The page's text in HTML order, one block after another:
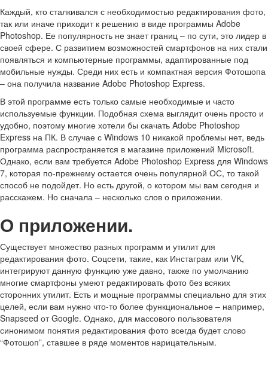
Каждый, кто сталкивался с необходимостью редактирования фото,
так или иначе приходит к решению в виде программы Adobe
Photoshop. Ее популярность не знает границ – по сути, это лидер в
своей сфере. С развитием возможностей смартфонов на них стали
появляться и компьютерные программы, адаптированные под
мобильные нужды. Среди них есть и компактная версия Фотошопа
– она получила название Adobe Photoshop Express.
В этой программе есть только самые необходимые и часто
используемые функции. Подобная схема выглядит очень просто и
удобно, поэтому многие хотели бы скачать Adobe Photoshop
Express на ПК. В случае с Windows 10 никакой проблемы нет, ведь
программа распространяется в магазине приложений Microsoft.
Однако, если вам требуется Adobe Photoshop Express для Windows
7, которая по-прежнему остается очень популярной ОС, то такой
способ не подойдет. Но есть другой, о котором мы вам сегодня и
расскажем. Но сначала – несколько слов о приложении.
О приложении.
Существует множество разных программ и утилит для
редактирования фото. Соцсети, такие, как Инстаграм или VK,
интегрируют данную функцию уже давно, также по умолчанию
многие смартфоны умеют редактировать фото без всяких
сторонних утилит. Есть и мощные программы специально для этих
целей, если вам нужно что-то более функциональное – например,
Snapseed от Google. Однако, для массового пользователя
синонимом понятия редактирования фото всегда будет слово
“Фотошоп”, ставшее в ряде моментов нарицательным.